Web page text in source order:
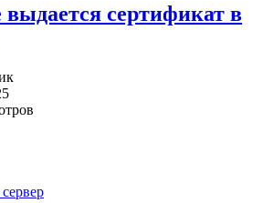
сертификат в